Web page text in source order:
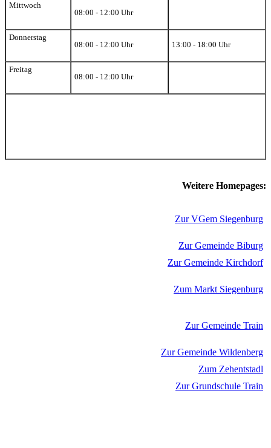
Mittwoch
08:00 - 12:00 Uhr
Donnerstag
08:00 - 12:00 Uhr
13:00 - 18:00 Uhr
Freitag
08:00 - 12:00 Uhr
Weitere Homepages:
Zur VGem Siegenburg
Zur Gemeinde Biburg
Zur Gemeinde Kirchdorf
Zum Markt Siegenburg
Zur Gemeinde Train
Zur Gemeinde Wildenberg
Zum Zehentstadl
Zur Grundschule Train